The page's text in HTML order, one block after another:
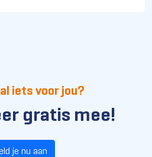
iets voor jou?
gratis mee!
je nu aan